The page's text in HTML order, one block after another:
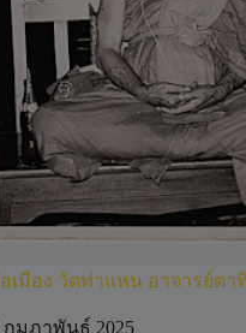
เมือง วัดท่าแหน อาจารย์ตา
กุมภาพันธ์ 2025